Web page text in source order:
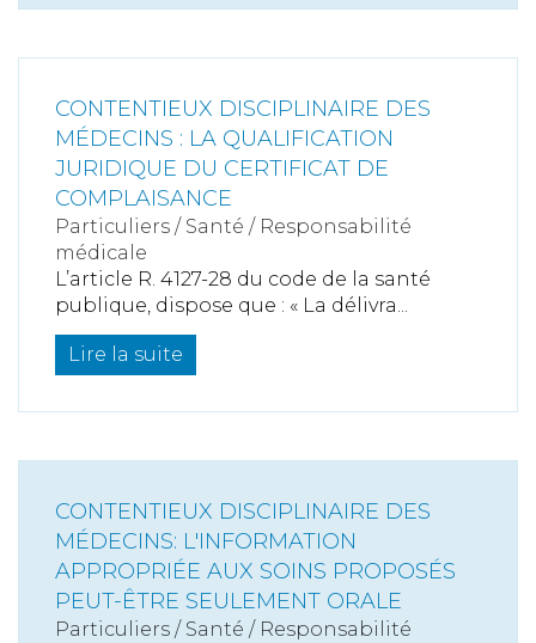
CONTENTIEUX DISCIPLINAIRE DES
MÉDECINS : LA QUALIFICATION
JURIDIQUE DU CERTIFICAT DE
COMPLAISANCE
Particuliers / Santé / Responsabilité
médicale
L’article R. 4127-28 du code de la santé
publique, dispose que : « La délivra...
Lire la suite
CONTENTIEUX DISCIPLINAIRE DES
MÉDECINS: L'INFORMATION
APPROPRIÉE AUX SOINS PROPOSÉS
PEUT-ÊTRE SEULEMENT ORALE
Particuliers / Santé / Responsabilité